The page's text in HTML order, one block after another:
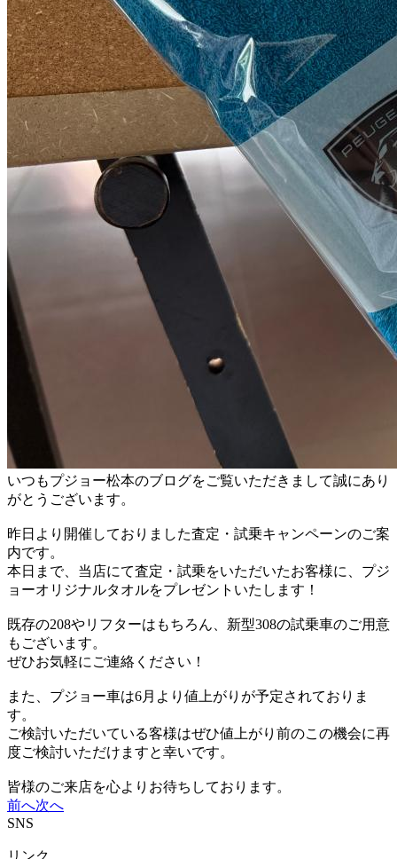
いつもプジョー松本のブログをご覧いただきまして誠にあり
がとうございます。
昨日より開催しておりました査定・試乗キャンペーンのご案
内です。
本日まで、当店にて査定・試乗をいただいたお客様に、プジ
ョーオリジナルタオルをプレゼントいたします！
既存の208やリフターはもちろん、新型308の試乗車のご用意
もございます。
ぜひお気軽にご連絡ください！
また、プジョー車は6月より値上がりが予定されておりま
す。
ご検討いただいている客様はぜひ値上がり前のこの機会に再
度ご検討いただけますと幸いです。
皆様のご来店を心よりお待ちしております。
前へ次へ
SNS